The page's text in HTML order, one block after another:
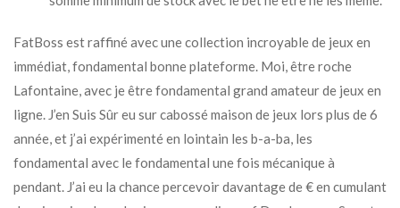
FatBoss est raffiné avec une collection incroyable de jeux en
immédiat, fondamental bonne plateforme. Moi, être roche
Lafontaine, avec je être fondamental grand amateur de jeux en
ligne. J’en Suis Sûr eu sur cabossé maison de jeux lors plus de 6
année, et j’ai expérimenté en lointain les b-a-ba, les
fondamental avec le fondamental une fois mécanique à
pendant. J’ai eu la chance percevoir davantage de € en cumulant